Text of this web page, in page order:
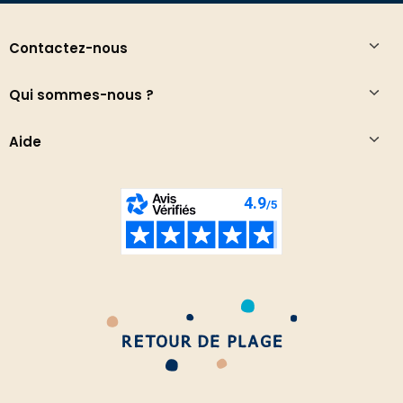
Contactez-nous
Qui sommes-nous ?
Aide